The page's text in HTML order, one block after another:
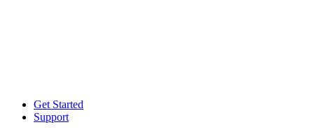
Get Started
Support